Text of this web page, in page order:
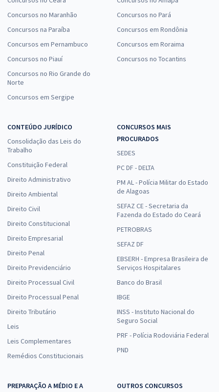
Concursos no Maranhão
Concursos na Paraíba
Concursos em Pernambuco
Concursos no Piauí
Concursos no Rio Grande do
Norte
Concursos em Sergipe
Concursos no Pará
Concursos em Rondônia
Concursos em Roraima
Concursos no Tocantins
CONTEÚDO JURÍDICO
Consolidação das Leis do
Trabalho
Constituição Federal
Direito Administrativo
Direito Ambiental
Direito Civil
Direito Constitucional
Direito Empresarial
Direito Penal
Direito Previdenciário
Direito Processual Civil
Direito Processual Penal
Direito Tributário
Leis
Leis Complementares
Remédios Constitucionais
CONCURSOS MAIS
PROCURADOS
SEDES
PC DF - DELTA
PM AL - Polícia Militar do Estado
de Alagoas
SEFAZ CE - Secretaria da
Fazenda do Estado do Ceará
PETROBRAS
SEFAZ DF
EBSERH - Empresa Brasileira de
Serviços Hospitalares
Banco do Brasil
IBGE
INSS - Instituto Nacional do
Seguro Social
PRF - Polícia Rodoviária Federal
PND
PREPARAÇÃO A MÉDIO E A
OUTROS CONCURSOS